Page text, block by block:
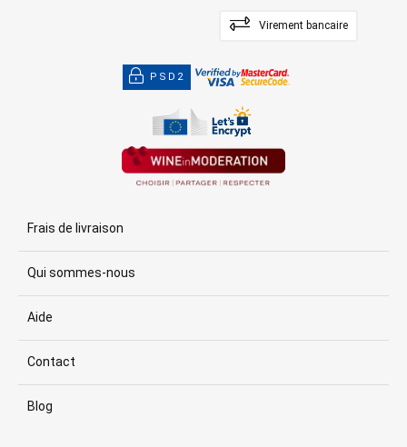
Virement bancaire
PSD2
Frais de livraison
Qui sommes-nous
Aide
Contact
Blog